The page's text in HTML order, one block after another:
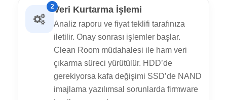
2Veri Kurtarma İşlemi
Analiz raporu ve fiyat teklifi tarafınıza
iletilir. Onay sonrası işlemler başlar.
Clean Room müdahalesi ile ham veri
çıkarma süreci yürütülür. HDD’de
gerekiyorsa kafa değişimi SSD’de NAND
imajlama yazılımsal sorunlarda firmware